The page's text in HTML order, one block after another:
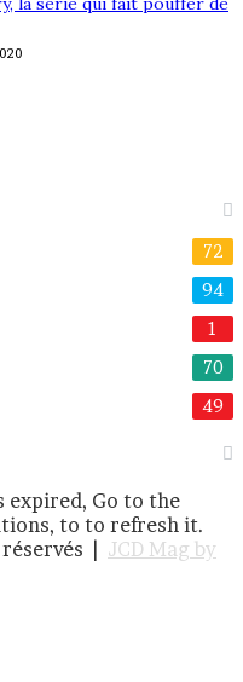
72
94
1
70
49
expired, Go to the
to to refresh it.
| JCD Mag by